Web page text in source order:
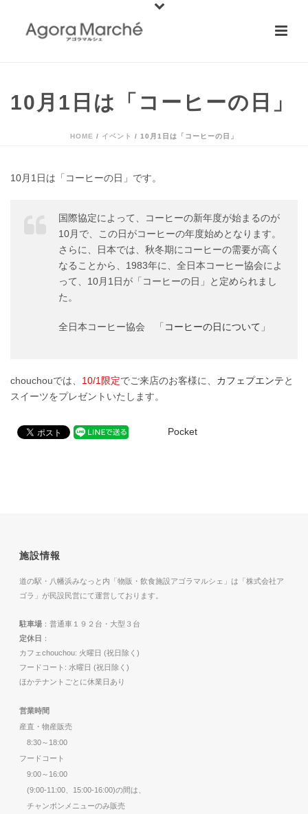
10月1日は「コーヒーの日」
HOME / イベント / 10月1日は「コーヒーの日」
10月1日は「コーヒーの日」です。
国際協定によって、コーヒーの新年度が始まるのが
10月で、この日がコーヒーの年度始めとなります。
さらに、日本では、秋冬期にコーヒーの需要が高く
なることから、1983年に、全日本コーヒー協会によ
って、10月1日が「コーヒーの日」と定められまし
た。
全日本コーヒー協会 「 コーヒーの日について 」
chouchouでは、 10/1限定でご来店のお客様に、 カフェプエンテと
スイーツをプレゼントいたします。
Pocket
施設情報
道の駅・八幡浜みなっと内「物販・飲食施設アゴラマルシェ」は「株式会社ア
ゴラ」が民設民営にて運営しております。
駐車場 ：普通車１９２台・大型３台
定休日 ：
カフェchouchou: 火曜日 (祝日除く)
フードコート: 水曜日 (祝日除く)
ほかテナントごとに休業日あり
営業時間
産直・物産販売
8:30～18:00
フードコート
9:00～16:00
(9:00-11:00、15:00-16:00)の間は、
チャンポンメニューのみ販売